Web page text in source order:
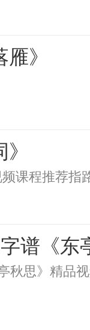
》
课程推荐指
谱《东
秋思》精品